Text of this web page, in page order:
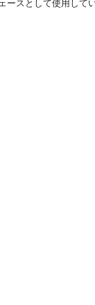
スとして使用し